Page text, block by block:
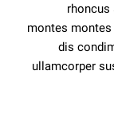
montes
dis
ullamcorper